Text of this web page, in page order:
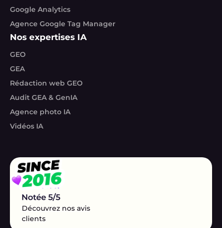
Google Analytics
Agence Google Tag Manager
Nos expertises IA
GEO
GEA
Rédaction web GEO
Audit GEA & GenIA
Agence photo IA
Vidéos IA
Découvrez nos avis
clients